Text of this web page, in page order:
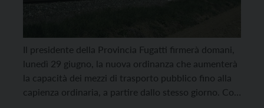
Il presidente della Provincia Fugatti firmerà domani,
lunedì 29 giugno, la nuova ordinanza che aumenterà
la capacità dei mezzi di trasporto pubblico fino alla
capienza ordinaria, a partire dallo stesso giorno. Con